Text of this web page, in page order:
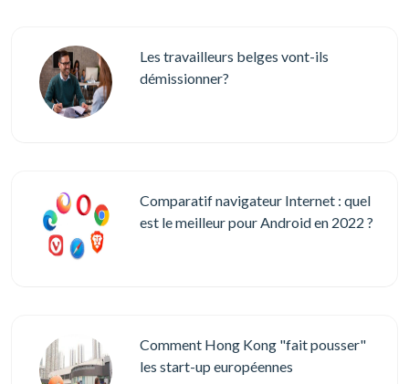
Les travailleurs belges vont-ils
démissionner?
Comparatif navigateur Internet : quel
est le meilleur pour Android en 2022 ?
Comment Hong Kong "fait pousser"
les start-up européennes